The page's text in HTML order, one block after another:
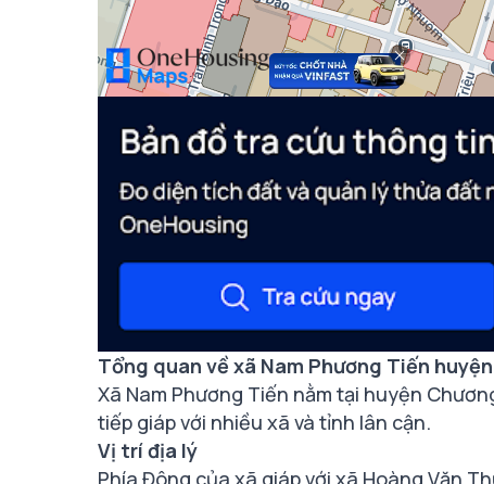
Tổng quan về xã Nam Phương Tiến
Xã Nam Phương Tiến nằm tại huyện
tiếp giáp với nhiều xã và tỉnh lân cận.
Vị trí địa lý
Phía Đông của xã giáp với xã Hoàng Văn